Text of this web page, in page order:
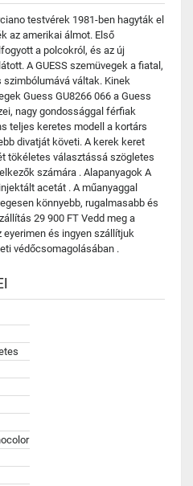
testvérek 1981-ben hagyták el
az amerikai álmot. Első
a polcokról, és az új
A GUESS szemüvegek a fiatal,
váltak. Kinek
Guess GU8266 066 a Guess
nagy gondossággal férfiak
teljes keretes modell a kortárs
divatját követi. A kerek keret
tökéletes választássá szögletes
számára . Alapanyagok A
acetát . A műanyaggal
könnyebb, rugalmasabb és
29 900 FT Vedd meg a
eyerimen és ingyen szállítjuk
védőcsomagolásában .